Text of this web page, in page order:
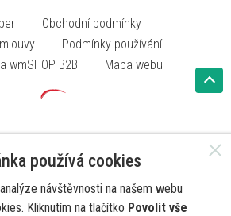
Obchodní podmínky
Podmínky používání
wmSHOP B2B
Mapa webu
používá cookies
návštěvnosti na našem webu
Kliknutím na tlačítko Povolit vše